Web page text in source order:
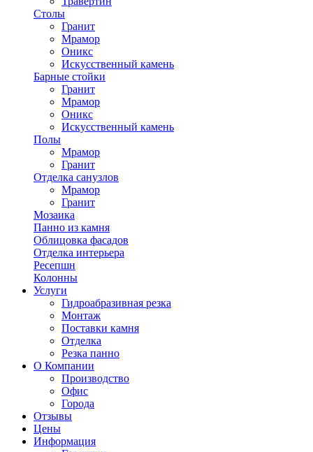
Столы
Гранит
Мрамор
Оникс
Искусственный камень
Барные стойки
Гранит
Мрамор
Оникс
Искусственный камень
Полы
Мрамор
Гранит
Отделка санузлов
Мрамор
Гранит
Мозаика
Панно из камня
Облицовка фасадов
Отделка интерьера
Ресепшн
Колонны
Услуги
Гидроабразивная резка
Монтаж
Поставки камня
Отделка
Резка панно
О Компании
Производство
Офис
Города
Отзывы
Цены
Информация